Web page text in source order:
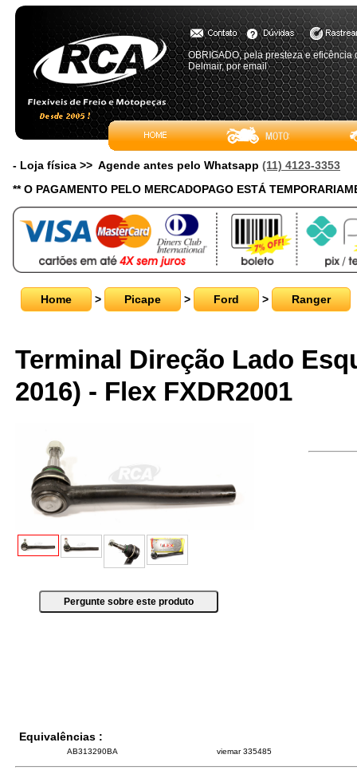
OBRIGADO, pela presteza e eficência
Delmair, por email
- Loja física >> Agende antes pelo Whatsapp (11) 4123-3353
** O PAGAMENTO PELO MERCADOPAGO ESTÁ
Home > Picape > Ford > Ranger
Terminal Direção Lado
2016) - Flex FXDR2001
Equivalências :
AB313290BA viemar 335485